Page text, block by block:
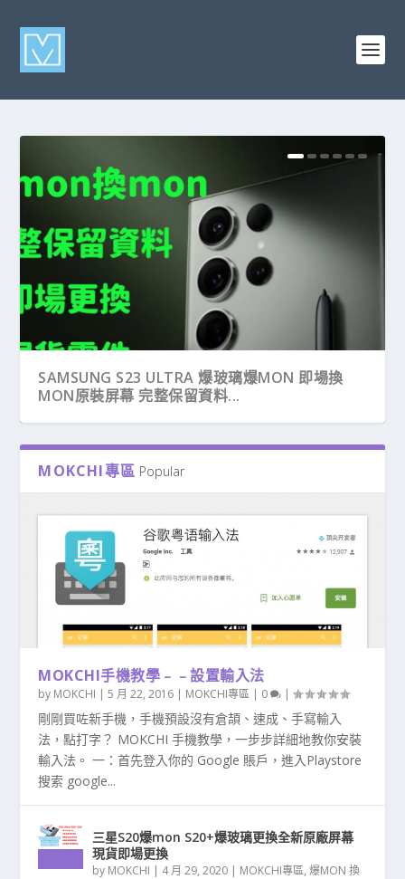
SAMSUNG S23 ULTRA 爆玻璃爆MON 即場換
MON原裝屏幕 完整保留資料...
華碩ASUS ROG 6 爆MON換MON 6 PRO 爆玻璃
黑屏 即場更換原廠屏幕 爆後蓋換後蓋...
港版P40 PRO 升級HARMONY 支援 GOOGLE
P30 PRO MATE 30 PRO升...
ASUS ROG 5 刷國際版 ROG PHONE 5 升級港版
系統 GLOBAL ROM...
HUAWEI P40 PRO 158版本 裝GOOGLE MATE
XS 151版本 安裝GMS G...
SAMSUNG NOTE10+爆玻璃 爆MON NOTE10換
MON換玻璃 爆液晶...
MOKCHI專區 Popular
MOKCHI手機教學﹣﹣設置輸入法
by MOKCHI |5 月 22, 2016 | MOKCHI專區 | 0 |
剛剛買咗新手機，手機預設沒有倉頡、速成、手寫輸入
法，點打字？ MOKCHI 手機教學，一步步詳細地教你安裝
輸入法。 一：首先登入你的 Google 賬戶，進入Playstore
搜索 google...
三星S20爆mon S20+爆玻璃更換全新原廠屏幕
現貨即場更換
by MOKCHI | 4 月 29, 2020 | MOKCHI專區,爆MON 換